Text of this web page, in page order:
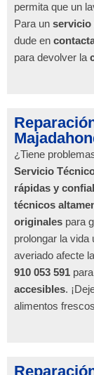
permita que un
Para un servicio
dude en
para devolver la
¿Tiene
Servicio
rápidas y
técnicos
originales para
prolongar la vida
averiado afecte
910 053 591
accesibles.
alimentos